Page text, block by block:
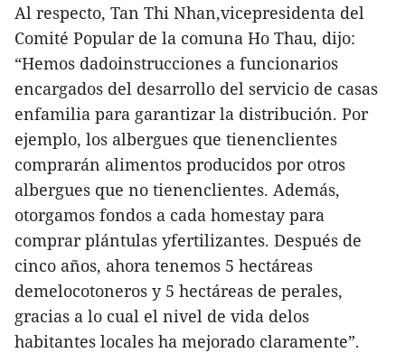
Al respecto, Tan Thi Nhan,vicepresidenta del
Comité Popular de la comuna Ho Thau, dijo:
“Hemos dadoinstrucciones a funcionarios
encargados del desarrollo del servicio de casas
enfamilia para garantizar la distribución. Por
ejemplo, los albergues que tienenclientes
comprarán alimentos producidos por otros
albergues que no tienenclientes. Además,
otorgamos fondos a cada homestay para
comprar plántulas yfertilizantes. Después de
cinco años, ahora tenemos 5 hectáreas
demelocotoneros y 5 hectáreas de perales,
gracias a lo cual el nivel de vida delos
habitantes locales ha mejorado claramente”.